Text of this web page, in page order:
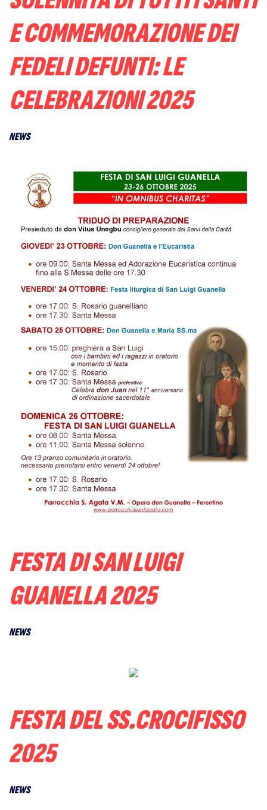
E COMMEMORAZIONE DEI
FEDELI DEFUNTI: LE
CELEBRAZIONI 2025
NEWS
FESTA DI SAN LUIGI
GUANELLA 2025
NEWS
FESTA DEL SS.CROCIFISSO
2025
NEWS